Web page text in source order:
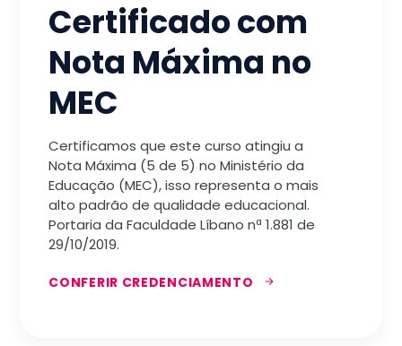
Certificado com
Nota Máxima no
MEC
Certificamos que este curso atingiu a
Nota Máxima (5 de 5) no Ministério da
Educação (MEC), isso representa o mais
alto padrão de qualidade educacional.
Portaria da Faculdade Líbano nª 1.881 de
29/10/2019.
CONFERIR CREDENCIAMENTO